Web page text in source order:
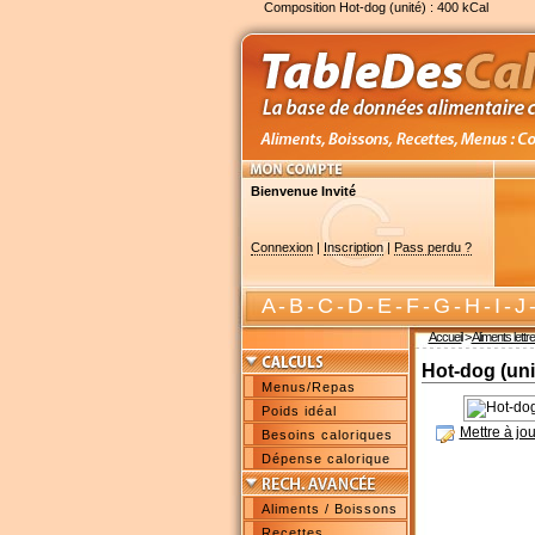
Composition Hot-dog (unité) : 400 kCal
Bienvenue Invité
Connexion| Inscription| Pass perdu ?
A-B-C-D-E-F-G-H-I-J
Accueil>Aliments
Menus/Repas
Poids idéal
Besoins caloriques
Dépense calorique
Aliments / Boissons
Hot-dog
Mettre à